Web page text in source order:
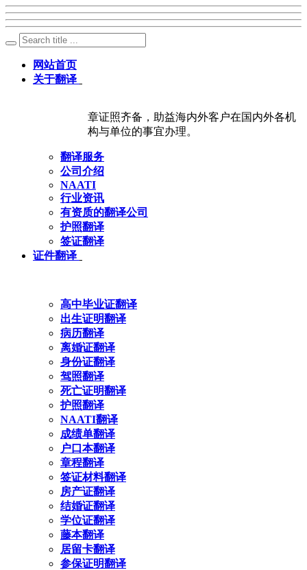
网站首页
关于翻译
章证照齐备，助益海内外客户在国内外各机
构与单位的事宜办理。
翻译服务
公司介绍
NAATI
行业资讯
有资质的翻译公司
护照翻译
签证翻译
证件翻译
高中毕业证翻译
出生证明翻译
病历翻译
离婚证翻译
身份证翻译
驾照翻译
死亡证明翻译
护照翻译
NAATI翻译
成绩单翻译
户口本翻译
章程翻译
签证材料翻译
房产证翻译
结婚证翻译
学位证翻译
藤本翻译
居留卡翻译
参保证明翻译